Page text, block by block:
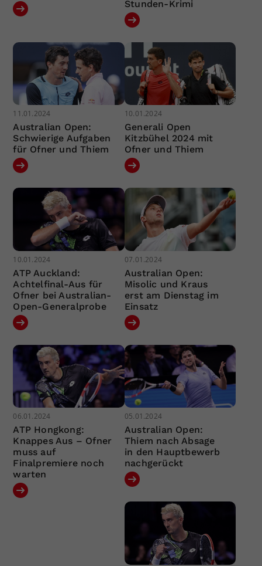
Stunden-Krimi
11.01.2024
Australian Open:
Schwierige Aufgaben
für Ofner und Thiem
10.01.2024
Generali Open
Kitzbühel 2024 mit
Ofner und Thiem
10.01.2024
ATP Auckland:
Achtelfinal-Aus für
Ofner bei Australian-
Open-Generalprobe
07.01.2024
Australian Open:
Misolic und Kraus
erst am Dienstag im
Einsatz
06.01.2024
ATP Hongkong:
Knappes Aus – Ofner
muss auf
Finalpremiere noch
warten
05.01.2024
Australian Open:
Thiem nach Absage
in den Hauptbewerb
nachgerückt